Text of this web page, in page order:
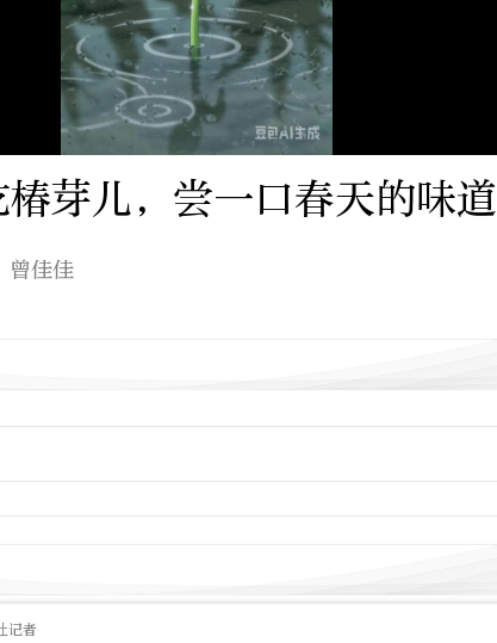
芽儿，尝一口春天的味道
曾佳佳
记者